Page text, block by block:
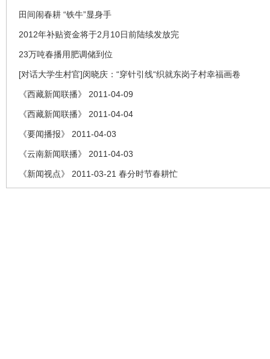
田间闹春耕 “铁牛”显身手
2012年补贴资金将于2月10日前陆续发放完
23万吨春播用肥调储到位
[对话大学生村官]闵晓庆：“穿针引线“织就东岗子村幸福画卷
《西藏新闻联播》 2011-04-09
《西藏新闻联播》 2011-04-04
《要闻播报》 2011-04-03
《云南新闻联播》 2011-04-03
《新闻视点》 2011-03-21 春分时节春耕忙